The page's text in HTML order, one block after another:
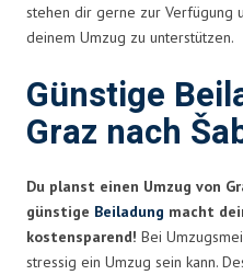
stehen dir gerne zur Verfügung
deinem Umzug zu unterstützen.
Günstige
Graz nach
Du planst einen Umzug von
günstige Beiladung macht
kostensparend! Bei
stressig ein Umzug sein kann.